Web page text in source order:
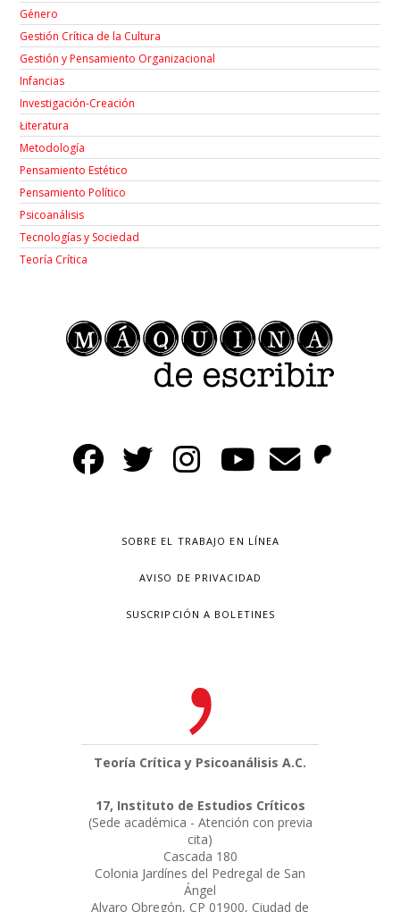
Género
Gestión Crítica de la Cultura
Gestión y Pensamiento Organizacional
Infancias
Investigación-Creación
Łiteratura
Metodología
Pensamiento Estético
Pensamiento Político
Psicoanálisis
Tecnologías y Sociedad
Teoría Crítica
SOBRE EL TRABAJO EN LÍNEA
AVISO DE PRIVACIDAD
SUSCRIPCIÓN A BOLETINES
Teoría Crítica y Psicoanálisis A.C.
17, Instituto de Estudios Críticos
(Sede académica - Atención con previa
cita)
Cascada 180
Colonia Jardínes del Pedregal de San
Ángel
Alvaro Obregón, CP 01900, Ciudad de